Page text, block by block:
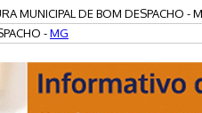
MUNICIPAL DE BOM DESPACHO -
-MG